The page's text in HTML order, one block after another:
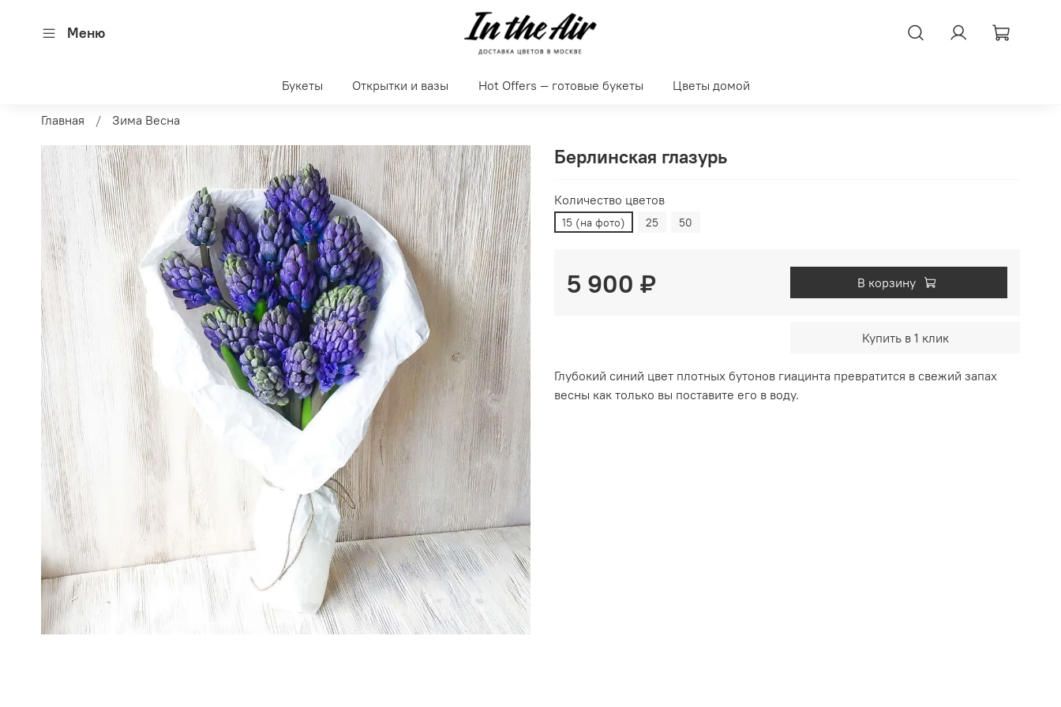
Меню
Букеты Открытки и вазы Hot Offers — готовые букеты Цветы домой
Главная Зима Весна
Берлинская глазурь
Количество цветов
15 (на фото) 25 50
5 900 ₽ В корзину
Купить в 1 клик
Глубокий синий цвет плотных бутонов гиацинта превратится в свежий запах
весны как только вы поставите его в воду.